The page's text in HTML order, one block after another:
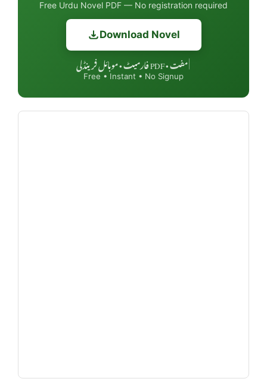
Free Urdu Novel PDF — No registration required
Download Novel
مفت • PDF فارمیٹ • موبائل فرینڈلی
Free • Instant • No Signup